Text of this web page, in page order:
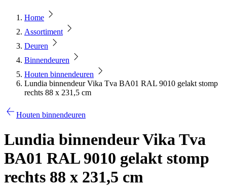
Home
Assortiment
Deuren
Binnendeuren
Houten binnendeuren
Lundia binnendeur Vika Tva BA01 RAL 9010 gelakt stomp
rechts 88 x 231,5 cm
Houten binnendeuren
Lundia binnendeur Vika Tva
BA01 RAL 9010 gelakt stomp
rechts 88 x 231,5 cm